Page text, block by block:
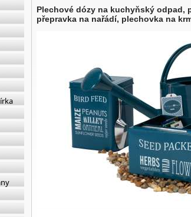
Plechové dózy na kuchyňský odpad,
přepravka na nařádí, plechovka na